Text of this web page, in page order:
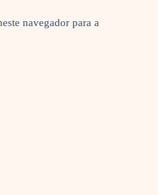
navegador para a